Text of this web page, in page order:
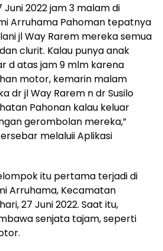
Juni 2022 jam 3 malam di
Arruhama Pahoman tepatnya
jl Way Rarem mereka semua
clurit. Kalau punya anak
d atas jam 9 mlm karena
motor, kemarin malam
dr jl Way Rarem n dr Susilo
Pahonan kalau keluar
gerombolan mereka,”
melaluii Aplikasi
itu pertama terjadi di
Arruhama, Kecamatan
27 Juni 2022. Saat itu,
senjata tajam, seperti